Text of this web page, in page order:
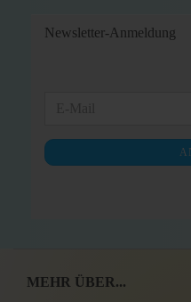
Newsletter-Anmeldung
NEWSLETTER-
ANMELDUNG
MEHR ÜBER...